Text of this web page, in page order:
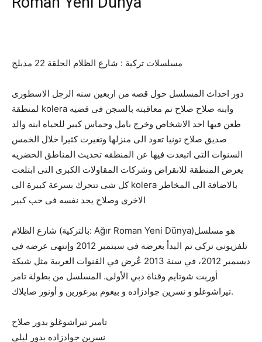
مسلسلات تركية : شارع الظلام الحلقة 22 مدبلج
دور احداث المسلسل حول قصه من اربعين سنه الرجل الاسطورى
لمنطقة kolera وابنه صلاح صلاح تم معاقبته بالسجن فى قضيه
طعن فيها احد الاشخاص وخرج بامل وحماس كبير للحياه ابنه والد
صديق صلاح تونيا تعود الى منزلها وتغيرت كثيرا خلال الخمس
السنوات التى اتبعدت فيها عن المنطقه تحديث المناطق الحضريه
يعرض المنطقة للانقراض وشركات المقاولات الكبرى التى ابتلعت
كل شى تتحرك بسرعة كبيرة الى kolera بالاضافة الى المخاطر
الاخرى وصلاح يجد نفسه فى حب كبير
شارع الظلام (بالتركية: Ağır Roman Yeni Dünya)‏ هو مسلسل
تلفزيوني تركي تم البدأ بعرضه في سبتمبر 2012 وإنتهى عرضه في
ديسمبر 2012، في سنة 2013 عُرض في القنوات العربية مثل شبكة
أوربت شوتايم وقناة دبي الأولى. المسلسل من بطولة تامر
تيراشوغلو و نسرين جوادزاده و بيغوم بيرغورين و أونور صايلاك.
تامير تيراشوغلو بدور صلاح
نسرين جوادزاده بدور ليلى